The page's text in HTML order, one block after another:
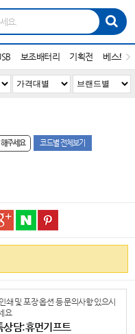
보조배터리 기획전 베스트
주세요 코드별 전체보기
및 포장 옵션 등 문의사항 있으시
요
상담:휴먼기프트